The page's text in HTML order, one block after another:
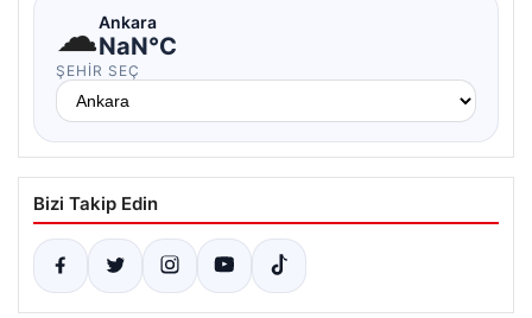
☁Ankara
NaN°C
ŞEHIR SEÇ
Bizi Takip Edin